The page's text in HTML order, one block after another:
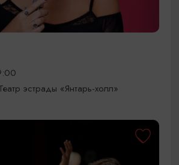
эстрады «Янтарь-холл»